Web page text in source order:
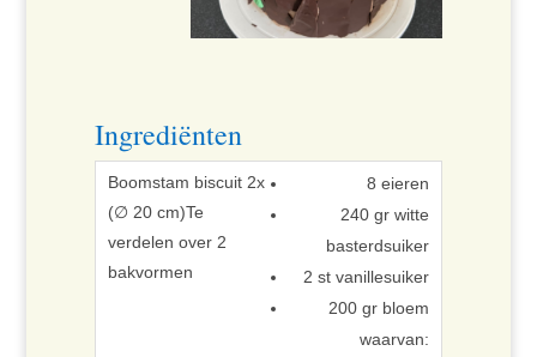
Ingrediënten
8 eieren
240 gr witte
basterdsuiker
2 st vanillesuiker
200 gr bloem
waarvan: